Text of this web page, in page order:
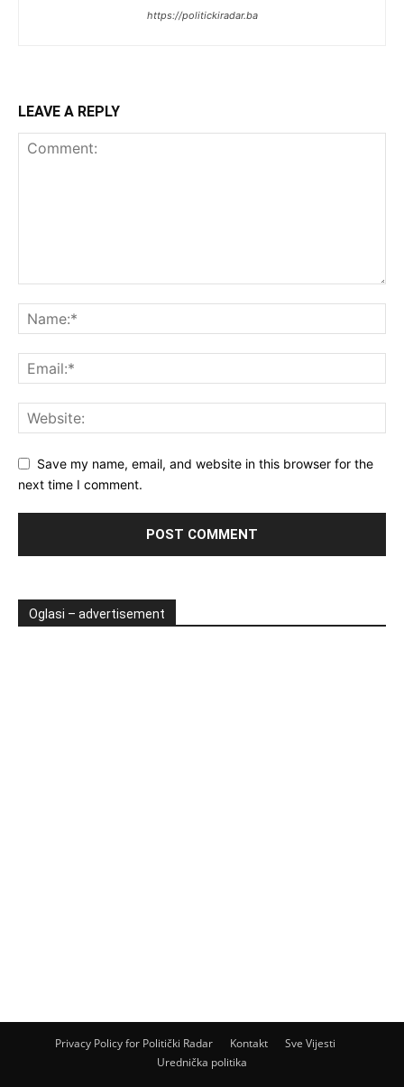
https://politickiradar.ba
LEAVE A REPLY
Save my name, email, and website in this browser for the
next time I comment.
Oglasi – advertisement
Privacy Policy for Politički Radar Kontakt
Sve Vijesti
Urednička politika